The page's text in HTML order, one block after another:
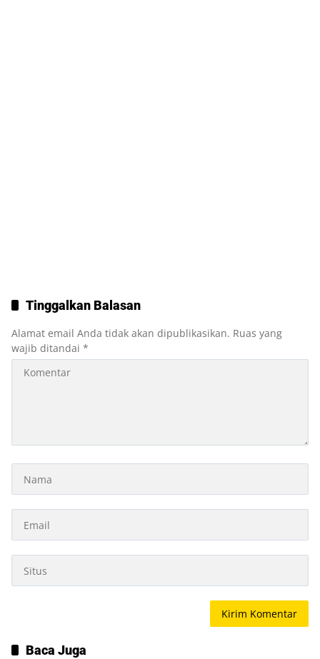
Tinggalkan Balasan
Alamat email Anda tidak akan dipublikasikan. Ruas yang
wajib ditandai *
Baca Juga